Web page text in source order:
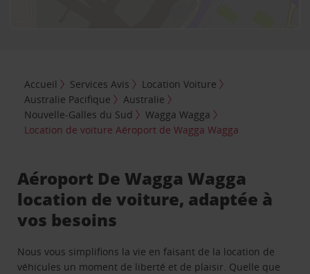
Accueil Services Avis
Location Voiture
Australie Pacifique
Australie
Nouvelle-Galles du Sud
Wagga Wagga
Location de voiture Aéroport de Wagga Wagga
Aéroport De Wagga Wagga
location de voiture, adaptée à
vos besoins
Nous vous simplifions la vie en faisant de la location de
véhicules un moment de liberté et de plaisir. Quelle que